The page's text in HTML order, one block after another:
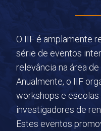
O IIF é amplamente
série de eventos
relevância na área
Anualmente, o IIF
workshops e
investigadores de
Estes eventos